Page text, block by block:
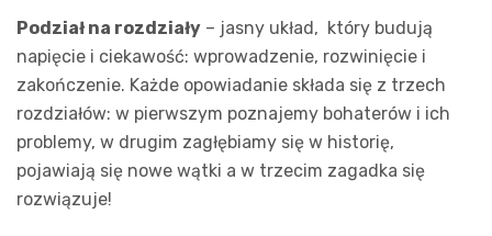
Podział na rozdziały – jasny układ, który budują
napięcie i ciekawość: wprowadzenie, rozwinięcie i
zakończenie. Każde opowiadanie składa się z trzech
rozdziałów: w pierwszym poznajemy bohaterów i ich
problemy, w drugim zagłębiamy się w historię,
pojawiają się nowe wątki a w trzecim zagadka się
rozwiązuje!